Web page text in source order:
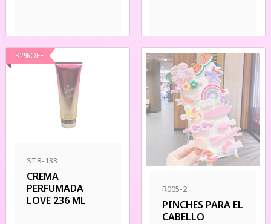
32%OFF
STR-133
CREMA
PERFUMADA
LOVE 236 ML
R005-2
PINCHES PARA EL
CABELLO